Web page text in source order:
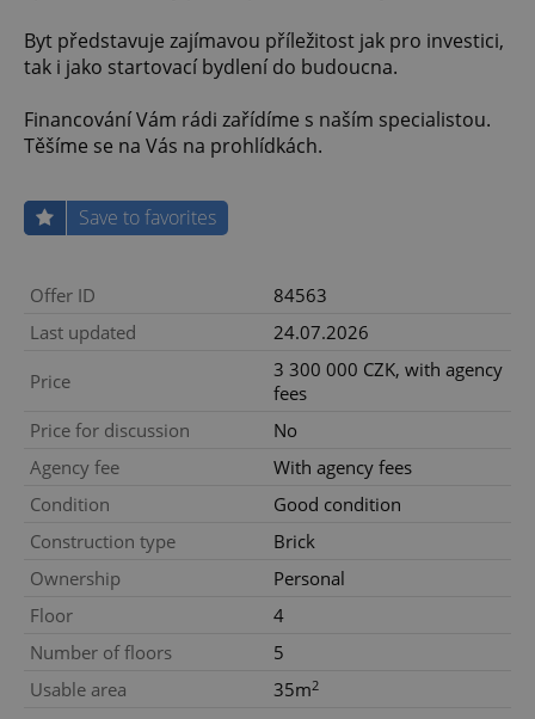
Byt představuje zajímavou příležitost jak pro investici,
tak i jako startovací bydlení do budoucna.
Financování Vám rádi zařídíme s naším specialistou.
Těšíme se na Vás na prohlídkách.
Save to favorites
Offer ID
84563
Last updated
24.07.2026
Price
3 300 000 CZK, with agency
fees
Price for discussion
No
Agency fee
With agency fees
Condition
Good condition
Construction type
Brick
Ownership
Personal
Floor
4
Number of floors
5
Usable area
35m2